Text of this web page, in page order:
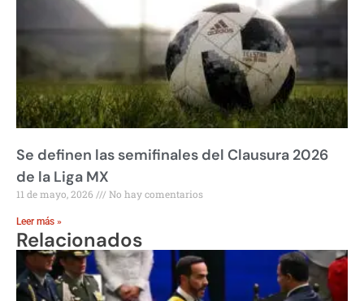
Se definen las semifinales del Clausura 2026
de la Liga MX
11 de mayo, 2026 No hay comentarios
Leer más »
Relacionados